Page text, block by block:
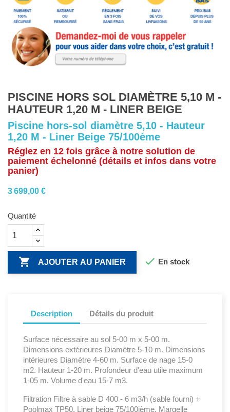
PISCINE HORS SOL DIAMÈTRE 5,10 M -
HAUTEUR 1,20 M - LINER BEIGE
Piscine hors-sol diamètre 5,10 - Hauteur
1,20 M - Liner Beige 75/100ème
Réglez en 12 fois grâce à notre solution de
paiement échelonné (détails et infos dans votre
panier)
3 699,00 €
Quantité
 AJOUTER AU PANIER  En stock
Description Détails du produit
Surface nécessaire au sol 5-00 m x 5-00 m.
Dimensions extérieures Diamètre 5-10 m. Dimensions
intérieures Diamètre 4-60 m. Surface de nage 15-0
m2. Hauteur 1-20 m. Profondeur d'eau utile maximum
1-05 m. Volume d'eau 15-7 m3.
Filtration Filtre à sable D 400 - 6 m3/h (sable fourni) +
Poolmax TP50. Liner beige 75/100ième. Margelle